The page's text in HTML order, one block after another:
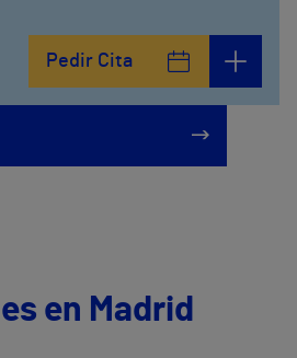
Pedir Cita
en Madrid